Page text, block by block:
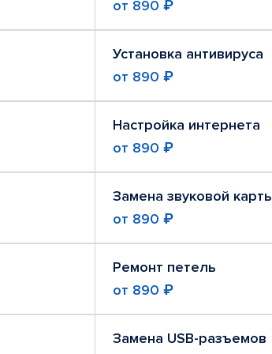
от 890 ₽
Установка антивируса
от 890 ₽
Настройка интернета
от 890 ₽
Замена звуковой
от 890 ₽
Ремонт петель
от 890 ₽
Замена USB-разъемов